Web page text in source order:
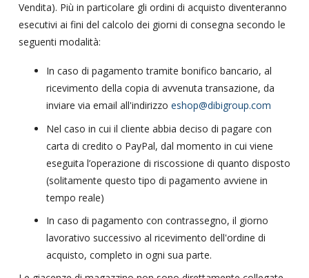
Vendita). Più in particolare gli ordini di acquisto diventeranno
esecutivi ai fini del calcolo dei giorni di consegna secondo le
seguenti modalità:
In caso di pagamento tramite bonifico bancario, al
ricevimento della copia di avvenuta transazione, da
inviare via email all'indirizzo eshop@dibigroup.com
Nel caso in cui il cliente abbia deciso di pagare con
carta di credito o PayPal, dal momento in cui viene
eseguita l’operazione di riscossione di quanto disposto
(solitamente questo tipo di pagamento avviene in
tempo reale)
In caso di pagamento con contrassegno, il giorno
lavorativo successivo al ricevimento dell'ordine di
acquisto, completo in ogni sua parte.